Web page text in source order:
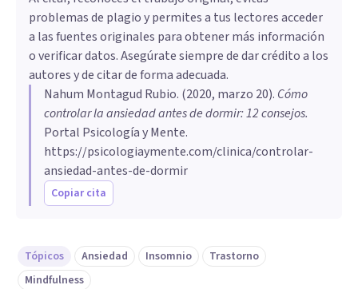
problemas de plagio y permites a tus lectores acceder
a las fuentes originales para obtener más información
o verificar datos. Asegúrate siempre de dar crédito a los
autores y de citar de forma adecuada.
Nahum Montagud Rubio. (2020, marzo 20). Cómo
controlar la ansiedad antes de dormir: 12 consejos.
Portal Psicología y Mente.
https://psicologiaymente.com/clinica/controlar-
ansiedad-antes-de-dormir
Copiar cita
Tópicos Ansiedad Insomnio
Trastorno
Mindfulness